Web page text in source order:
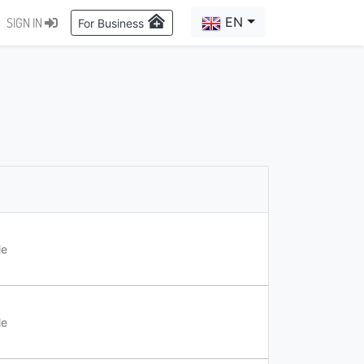
SIGN IN For Business EN